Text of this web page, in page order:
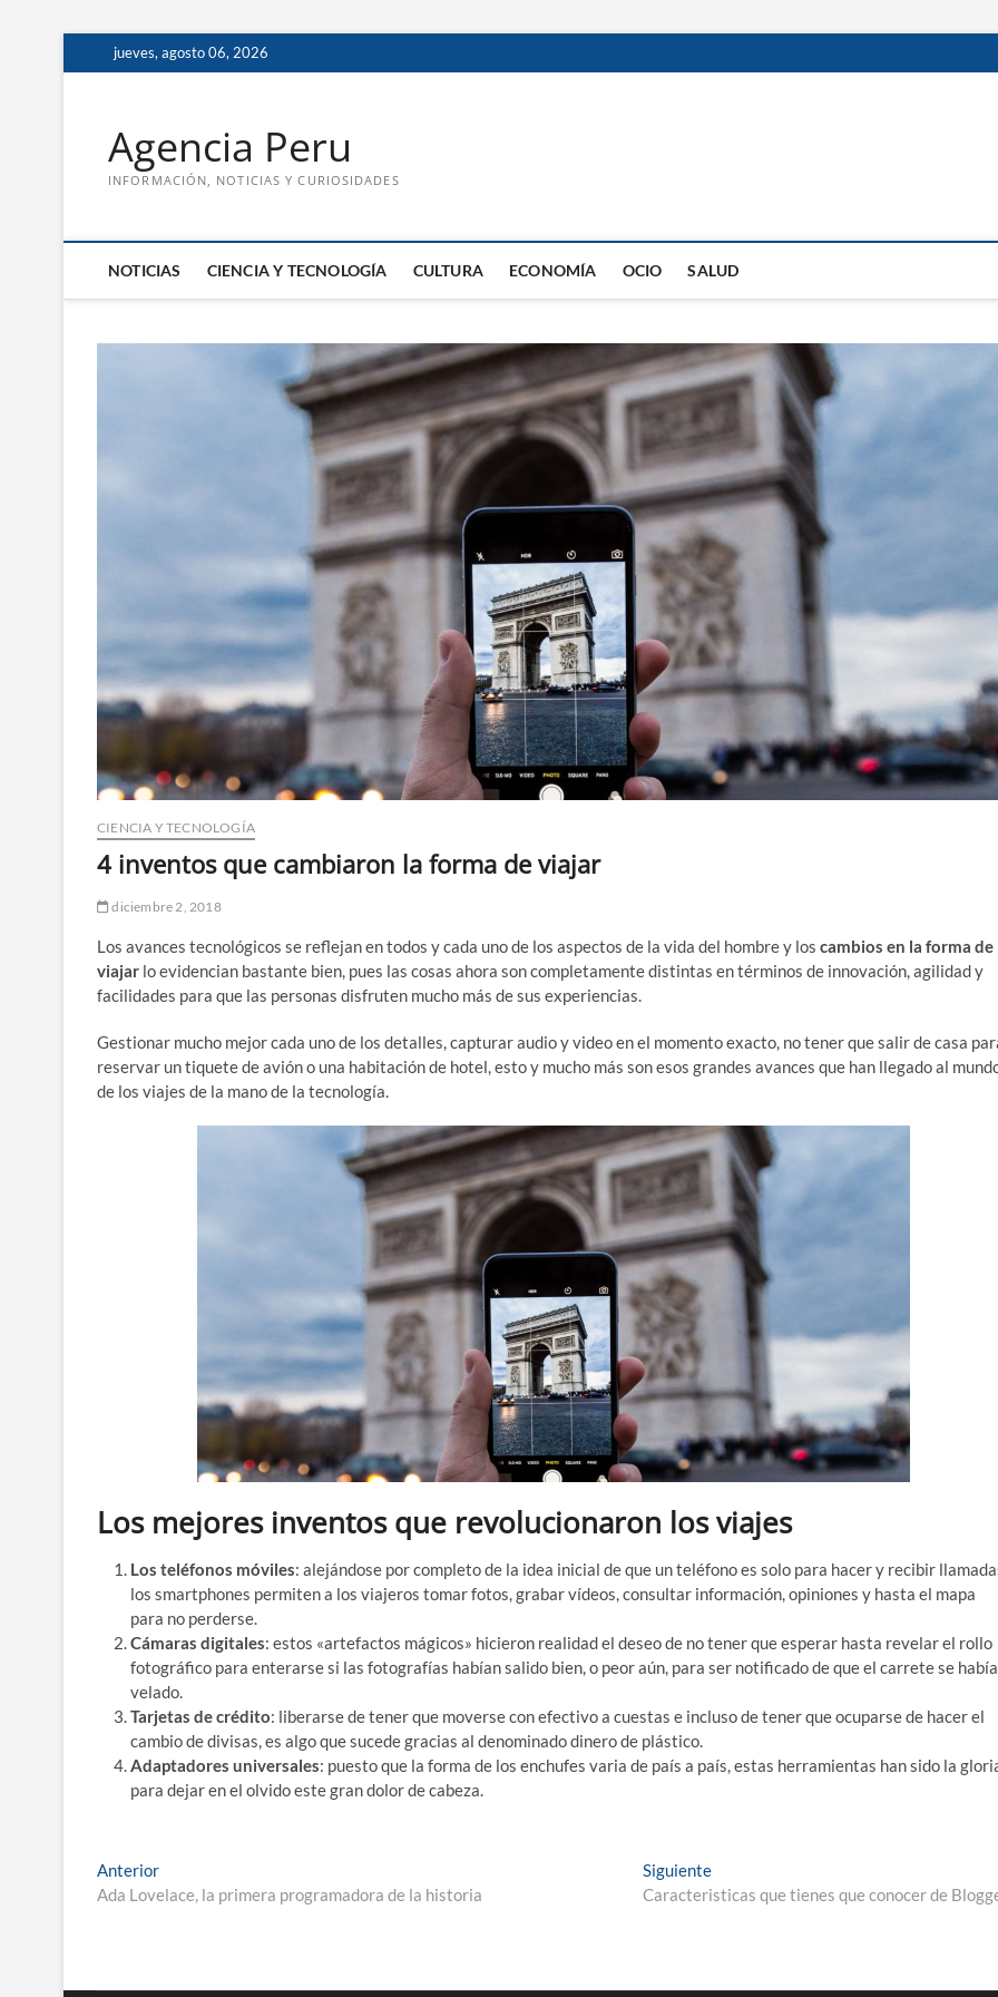
al
jueves, agosto 06, 2026
Agencia Peru
INFORMACIÓN, NOTICIAS Y CURIOSIDADES
NOTICIAS CIENCIA Y TECNOLOGÍA CULTURA ECONOMÍA OCIO SALUD
CIENCIA Y TECNOLOGÍA
4 inventos que cambiaron la forma de viajar
diciembre 2, 2018
Los avances tecnológicos se reflejan en todos y cada uno de los aspectos de la vida del hombre y los cambios en la forma de
viajar lo evidencian bastante bien, pues las cosas ahora son completamente distintas en términos de innovación, agilidad y
facilidades para que las personas disfruten mucho más de sus experiencias.
Gestionar mucho mejor cada uno de los detalles, capturar audio y video en el momento exacto, no tener que salir de casa
reservar un tiquete de avión o una habitación de hotel, esto y mucho más son esos grandes avances que han llegado al
de los viajes de la mano de la tecnología.
Los mejores inventos que revolucionaron los viajes
Los teléfonos móviles: alejándose por completo de la idea inicial de que un teléfono es solo para hacer y recibir
los smartphones permiten a los viajeros tomar fotos, grabar vídeos, consultar información, opiniones y hasta el mapa
para no perderse.
Cámaras digitales: estos «artefactos mágicos» hicieron realidad el deseo de no tener que esperar hasta revelar el rollo
fotográfico para enterarse si las fotografías habían salido bien, o peor aún, para ser notificado de que el carrete se había
velado.
Tarjetas de crédito: liberarse de tener que moverse con efectivo a cuestas e incluso de tener que ocuparse de hacer el
cambio de divisas, es algo que sucede gracias al denominado dinero de plástico.
Adaptadores universales: puesto que la forma de los enchufes varia de país a país, estas herramientas han sido la
para dejar en el olvido este gran dolor de cabeza.
Navegación
de
AnteriorEntrada
anterior:
Ada Lovelace, la primera programadora de la historia
SiguienteEntrada
siguiente:
Caracteristicas que tienes que conocer de